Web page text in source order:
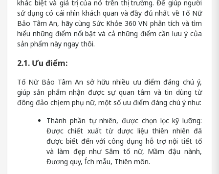
khác biệt và giá trị của nó trên thị trường. Để giúp người
sử dụng có cái nhìn khách quan và đầy đủ nhất về Tố Nữ
Bảo Tâm An, hãy cùng Sức Khỏe 360 VN phân tích và tìm
hiểu những điểm nổi bật và cả những điểm cần lưu ý của
sản phẩm này ngay thôi.
2.1. Ưu điểm:
Tố Nữ Bảo Tâm An sở hữu nhiều ưu điểm đáng chú ý,
giúp sản phẩm nhận được sự quan tâm và tin dùng từ
đông đảo chị em phụ nữ, một số ưu điểm đáng chú ý như:
Thành phần tự nhiên, được chọn lọc kỹ lưỡng:
Được chiết xuất từ dược liệu thiên nhiên đã
được biết đến với công dụng hỗ trợ nội tiết tố
và làm đẹp như Sâm tố nữ, Mầm đậu nành,
Đương quy, Ích mẫu, Thiên môn.